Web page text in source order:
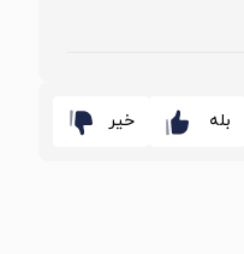
بله خیر